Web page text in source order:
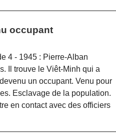
occupant
4 - 1945 : Pierre-Alban
Il trouve le Viêt-Minh qui a
un occupant. Venu pour
Esclavage de la population.
en contact avec des officiers